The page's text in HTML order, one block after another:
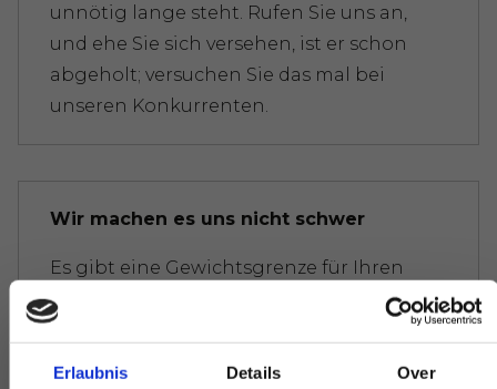
Erlaubnis Details Over
unnötig lange steht. Rufen Sie uns an,
und ehe Sie sich versehen, ist er schon
abgeholt; versuchen Sie das mal bei
unseren Konkurrenten.
Wir machen es uns nicht schwer
Es gibt eine Gewichtsgrenze für Ihren
Abfall. Überall wird Ihnen sofort die
Rechnung präsentiert. Machen Sie sich
nicht zu sehr verrückt, keine Sorge.